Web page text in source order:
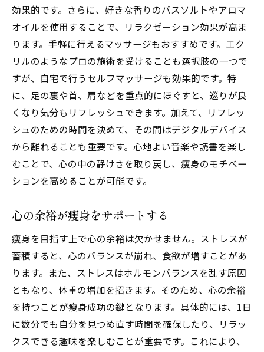
効果的です。さらに、好きな香りのバスソルトやアロマ
オイルを使用することで、リラクゼーション効果が高ま
ります。手軽に行えるマッサージもおすすめです。エク
リルのようなプロの施術を受けることも選択肢の一つで
すが、自宅で行うセルフマッサージも効果的です。特
に、足の裏や首、肩などを重点的にほぐすと、巡りが良
くなり気分もリフレッシュできます。加えて、リフレッ
シュのための時間を決めて、その間はデジタルデバイス
から離れることも重要です。心地よい音楽や読書を楽し
むことで、心の中の静けさを取り戻し、瘦身のモチベー
ションを高めることが可能です。
心の余裕が瘦身をサポートする
瘦身を目指す上で心の余裕は欠かせません。ストレスが
蓄積すると、心のバランスが崩れ、食欲が増すことがあ
ります。また、ストレスはホルモンバランスを乱す原因
ともなり、体重の増加を招きます。そのため、心の余裕
を持つことが瘦身成功の鍵となります。具体的には、1日
に数分でも自分を見つめ直す時間を確保したり、リラッ
クスできる趣味を楽しむことが重要です。これにより、